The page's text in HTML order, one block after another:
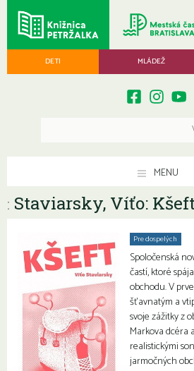
DETI MLÁDEŽ
MENU
: Staviarsky, Víťo:
Pre dospelých
Spoločenská
častí, ktoré
obchodu. V
šťavnatým a
svoje zážitky z
Markova dcéra
realistickými
jarmočných